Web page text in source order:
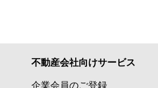
不動産会社向けサービス
企業会員のご登録